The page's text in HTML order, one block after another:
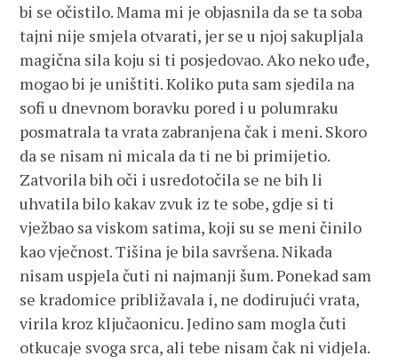
bi se očistilo. Mama mi je objasnila da se ta soba
tajni nije smjela otvarati, jer se u njoj sakupljala
magična sila koju si ti posjedovao. Ako neko uđe,
mogao bi je uništiti. Koliko puta sam sjedila na
sofi u dnevnom boravku pored i u polumraku
posmatrala ta vrata zabranjena čak i meni. Skoro
da se nisam ni micala da ti ne bi primijetio.
Zatvorila bih oči i usredotočila se ne bih li
uhvatila bilo kakav zvuk iz te sobe, gdje si ti
vježbao sa viskom satima, koji su se meni činilo
kao vječnost. Tišina je bila savršena. Nikada
nisam uspjela čuti ni najmanji šum. Ponekad sam
se kradomice približavala i, ne dodirujući vrata,
virila kroz ključaonicu. Jedino sam mogla čuti
otkucaje svoga srca, ali tebe nisam čak ni vidjela.